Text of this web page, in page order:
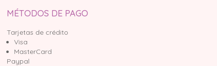
MÉTODOS DE PAGO
Tarjetas de crédito
Visa
MasterCard
Paypal